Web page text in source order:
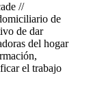
//
de
de dar
del hogar
el trabajo